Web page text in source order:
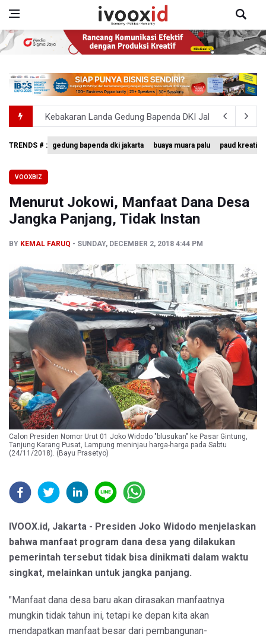
Kebakaran Landa Gedung Bapenda DKI Jakarta
PSSI Evaluasi TImnas Indonesia Setelah Gagal Tembus
BGN Proses Pemberhentian Tidak Hormat 66 Kepala
SEA V Cup 2026: Timnas Voli Putri Indonesia Menang
TRENDS # : gedung bapenda dki jakarta buaya muara palu paud kreatif
VOOXBIZ
Menurut Jokowi, Manfaat Dana Desa
Jangka Panjang, Tidak Instan
BY KEMAL FARUQ SUNDAY, DECEMBER 2, 2018 4:44 PM
Calon Presiden Nomor Urut 01 Joko Widodo "blusukan" ke Pasar Gintung,
Tanjung Karang Pusat, Lampung meninjau harga-harga pada Sabtu
(24/11/2018). (Bayu Prasetyo)
IVOOX.id, Jakarta - Presiden Joko Widodo menjelaskan
bahwa manfaat program dana desa yang dilakukan
pemerintah tersebut tidak bisa dinikmati dalam waktu
singkat, melainkan untuk jangka panjang.
"Manfaat dana desa baru akan dirasakan manfaatnya
mungkin tidak tahun ini, tetapi ke depan kita akan
mendapatkan manfaat besar dari pembangunan-